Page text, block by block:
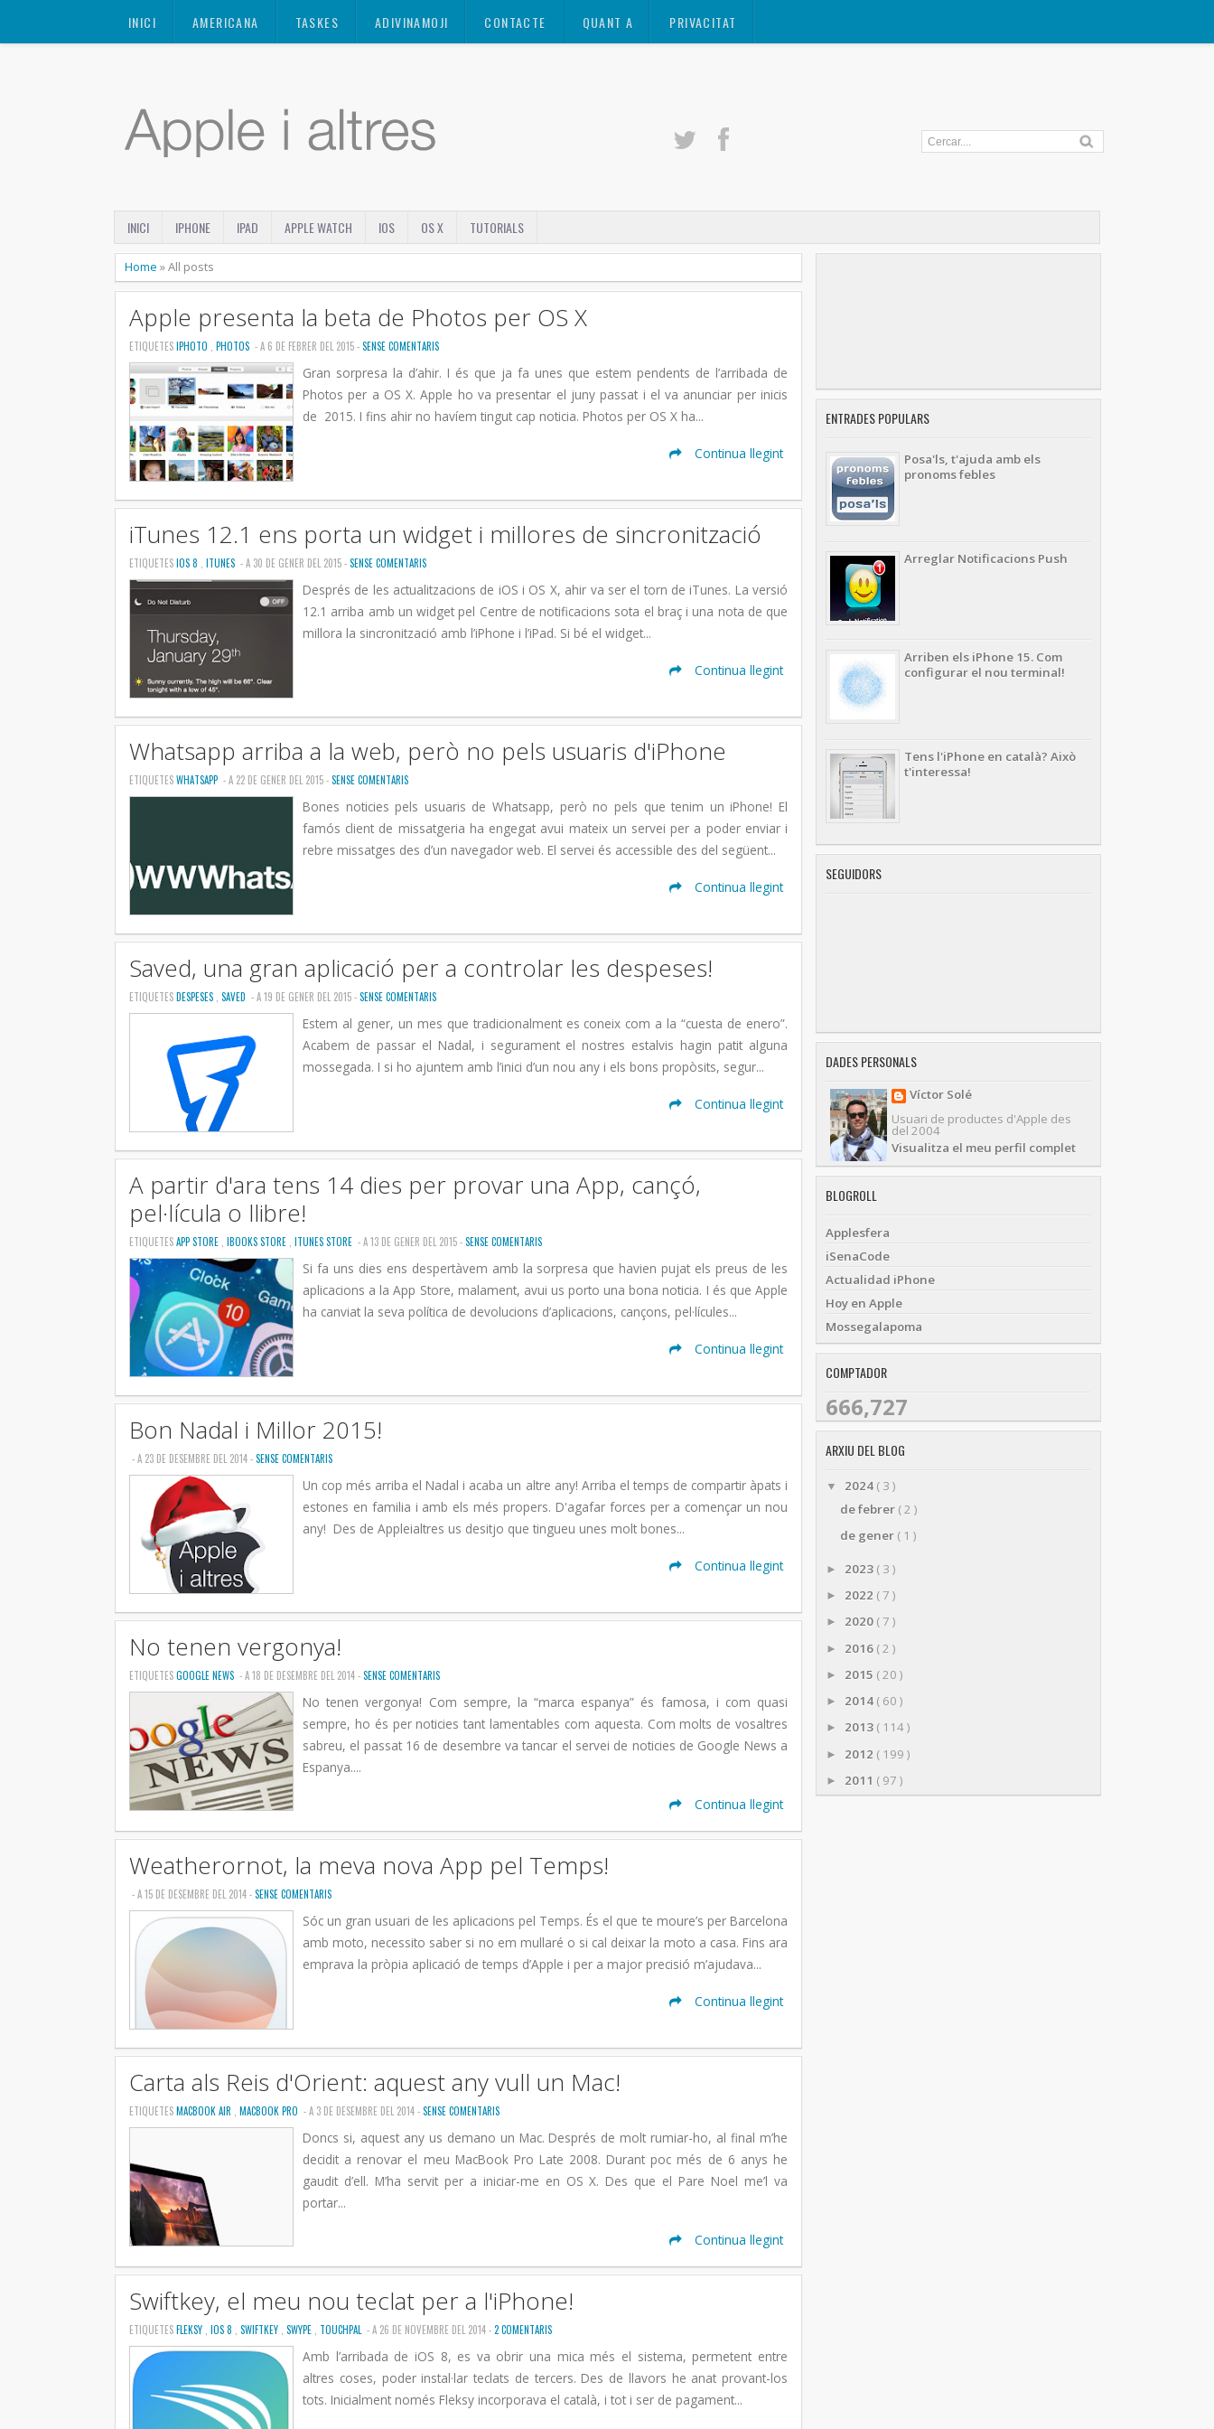
INICI AMERICANA TASKES ADIVINAMOJI CONTACTE QUANT A PRIVACITAT
INICI IPHONE IPAD APPLE WATCH IOS OS X TUTORIALS
Home »All posts
Apple presenta la beta de Photos per OS X
ETIQUETESIPHOTO PHOTOS - A 6 DE FEBRER DEL 2015 -SENSE COMENTARIS
Gran sorpresa la d’ahir. I és que ja fa unes que estem pendents de l’arribada de
Photos per a OS X. Apple ho va presentar el juny passat i el va anunciar per inicis
de 2015. I fins ahir no havíem tingut cap noticia. Photos per OS X ha...
Continua llegint
iTunes 12.1 ens porta un widget i millores de sincronització
ETIQUETESIOS 8 ITUNES - A 30 DE GENER DEL 2015 -SENSE COMENTARIS
Després de les actualitzacions de iOS i OS X, ahir va ser el torn de iTunes. La versió
12.1 arriba amb un widget pel Centre de notificacions sota el braç i una nota de que
millora la sincronització amb l’iPhone i l’iPad. Si bé el widget...
Continua llegint
Whatsapp arriba a la web, però no pels usuaris d'iPhone
ETIQUETESWHATSAPP - A 22 DE GENER DEL 2015 -SENSE COMENTARIS
Bones noticies pels usuaris de Whatsapp, però no pels que tenim un iPhone! El
famós client de missatgeria ha engegat avui mateix un servei per a poder enviar i
rebre missatges des d’un navegador web. El servei és accessible des del següent...
Continua llegint
Saved, una gran aplicació per a controlar les despeses!
ETIQUETESDESPESES SAVED - A 19 DE GENER DEL 2015 -SENSE COMENTARIS
Estem al gener, un mes que tradicionalment es coneix com a la “cuesta de enero”.
Acabem de passar el Nadal, i segurament el nostres estalvis hagin patit alguna
mossegada. I si ho ajuntem amb l’inici d’un nou any i els bons propòsits, segur...
Continua llegint
A partir d'ara tens 14 dies per provar una App, cançó,
pel·lícula o llibre!
ETIQUETESAPP STORE IBOOKS STORE ITUNES STORE - A 13 DE GENER DEL 2015 -SENSE COMENTARIS
Si fa uns dies ens despertàvem amb la sorpresa que havien pujat els preus de les
aplicacions a la App Store, malament, avui us porto una bona noticia. I és que Apple
ha canviat la seva política de devolucions d’aplicacions, cançons, pel·lícules...
Continua llegint
Bon Nadal i Millor 2015!
- A 23 DE DESEMBRE DEL 2014 -SENSE COMENTARIS
Un cop més arriba el Nadal i acaba un altre any! Arriba el temps de compartir àpats i
estones en familia i amb els més propers. D'agafar forces per a començar un nou
any! Des de Appleialtres us desitjo que tingueu unes molt bones...
Continua llegint
No tenen vergonya!
ETIQUETESGOOGLE NEWS - A 18 DE DESEMBRE DEL 2014 -SENSE COMENTARIS
No tenen vergonya! Com sempre, la “marca espanya” és famosa, i com quasi
sempre, ho és per noticies tant lamentables com aquesta. Com molts de vosaltres
sabreu, el passat 16 de desembre va tancar el servei de noticies de Google News a
Espanya....
Continua llegint
Weatherornot, la meva nova App pel Temps!
- A 15 DE DESEMBRE DEL 2014 -SENSE COMENTARIS
Sóc un gran usuari de les aplicacions pel Temps. És el que te moure’s per Barcelona
amb moto, necessito saber si no em mullaré o si cal deixar la moto a casa. Fins ara
emprava la pròpia aplicació de temps d’Apple i per a major precisió m’ajudava...
Continua llegint
Carta als Reis d'Orient: aquest any vull un Mac!
ETIQUETESMACBOOK AIR MACBOOK PRO - A 3 DE DESEMBRE DEL 2014 -SENSE COMENTARIS
Doncs si, aquest any us demano un Mac. Després de molt rumiar-ho, al final m’he
decidit a renovar el meu MacBook Pro Late 2008. Durant poc més de 6 anys he
gaudit d’ell. M’ha servit per a iniciar-me en OS X. Des que el Pare Noel me’l va
portar...
Continua llegint
Swiftkey, el meu nou teclat per a l'iPhone!
ETIQUETESFLEKSY IOS 8 SWIFTKEY SWYPE TOUCHPAL - A 26 DE NOVEMBRE DEL 2014 -2 COMENTARIS
Amb l’arribada de iOS 8, es va obrir una mica més el sistema, permetent entre
altres coses, poder instal·lar teclats de tercers. Des de llavors he anat provant-los
tots. Inicialment només Fleksy incorporava el català, i tot i ser de pagament...
ENTRADES POPULARS
Posa'ls, t'ajuda amb els
pronoms febles
Arreglar Notificacions Push
Arriben els iPhone 15. Com
configurar el nou terminal!
Tens l'iPhone en català? Això
t'interessa!
SEGUIDORS
DADES PERSONALS
Víctor Solé
Usuari de productes d'Apple des
del 2004
Visualitza el meu perfil complet
BLOGROLL
Applesfera
iSenaCode
Actualidad iPhone
Hoy en Apple
Mossegalapoma
COMPTADOR
666,727
ARXIU DEL BLOG
▼ 2024 ( 3 )
de febrer ( 2 )
de gener ( 1 )
► 2023 ( 3 )
► 2022 ( 7 )
► 2020 ( 7 )
► 2016 ( 2 )
► 2015 ( 20 )
► 2014 ( 60 )
► 2013 ( 114 )
► 2012 ( 199 )
► 2011 ( 97 )